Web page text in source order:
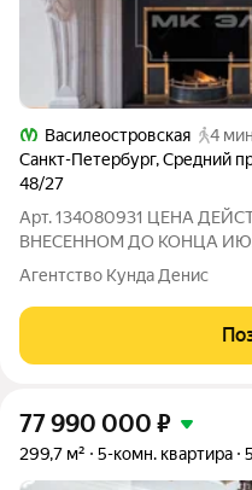
Василеостровская
4
Санкт-Петербург,Средний
48/27
Арт. 134080931 ЦЕНА
ВНЕСЕННОМ ДО КОНЦА
квартира (293 кв/м) с
себя: Большую кухню-
всей семьей; Гостиный зал 53
Агентство Кунда Денис
77 990 000 ₽
299,7 м² 5-комн. квартира